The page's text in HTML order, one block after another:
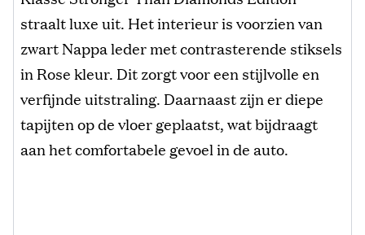
straalt luxe uit. Het interieur is voorzien van
zwart Nappa leder met contrasterende stiksels
in Rose kleur. Dit zorgt voor een stijlvolle en
verfijnde uitstraling. Daarnaast zijn er diepe
tapijten op de vloer geplaatst, wat bijdraagt
aan het comfortabele gevoel in de auto.